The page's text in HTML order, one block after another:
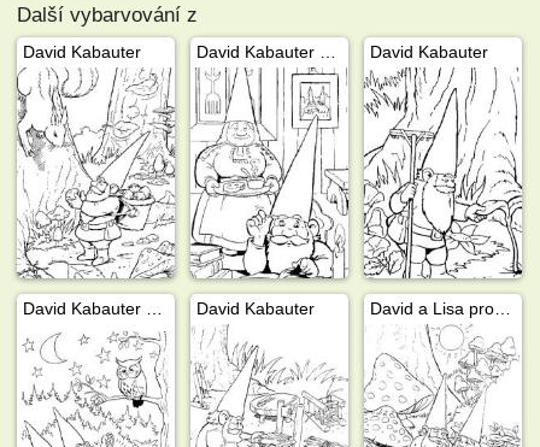
Další vybarvování z
David Kabauter David Kabauter
David Kabauter